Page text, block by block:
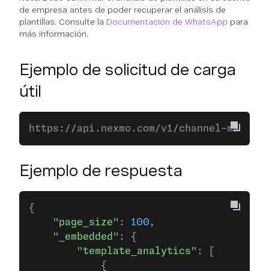
de empresa antes de poder recuperar el análisis de
plantillas. Consulte la Documentación de WhatsApp para
más información.
Ejemplo de solicitud de carga
útil
https://api.nexmo.com/v1/channel-
Ejemplo de respuesta
{
    "page_size"
: 100,
    "_embedded"
: {
        "template_analytics"
: [
            {